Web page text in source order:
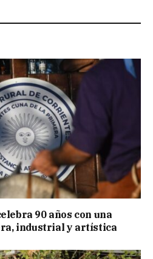
90 años con una
industrial y artística